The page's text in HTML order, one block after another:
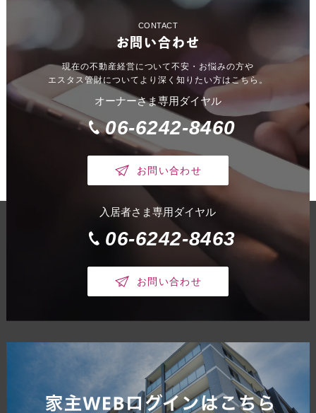
CONTACT
お問い合わせ
現在の不動産経営について不安・お悩みの方や
エスタス管財についてより深く知りたい方はこちら。
オーナーさま専用ダイヤル
06-6242-8460
お問い合わせ
入居者さま専用ダイヤル
06-6242-8463
お問い合わせ